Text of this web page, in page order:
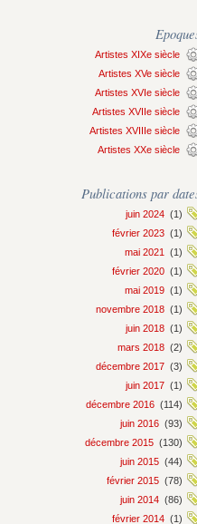
Artistes XIXe siècle
Artistes XVe siècle
Artistes XVIe siècle
Artistes XVIIe siècle
Artistes XVIIIe siècle
Artistes XXe siècle
Publications par
juin 2024 (1)
février 2023 (1)
mai 2021
(1)
février 2020 (1)
mai 2019 (1)
novembre 2018 (1)
juin 2018 (1)
mars 2018 (2)
décembre 2017 (3)
juin 2017 (1)
décembre 2016 (114)
juin 2016 (93)
décembre 2015 (130)
juin 2015 (44)
février 2015 (78)
juin 2014 (86)
février 2014 (1)